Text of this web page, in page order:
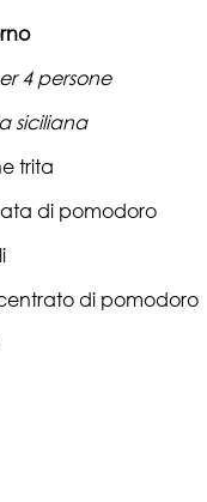
4 persone
siciliana
trita
di pomodoro
di pomodoro